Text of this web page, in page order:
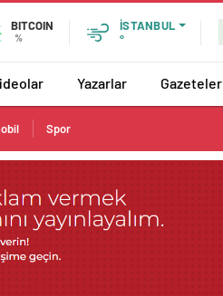
BITCOIN
%
İSTANBUL
°
Yazarlar Gazeteler
Spor